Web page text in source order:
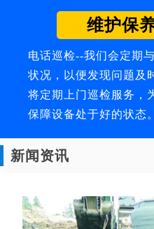
维护保
电话巡检--我们会定期
状况，以便发现问题及
将定期上门巡检服务，
保障设备处于好的状态。
新闻资讯